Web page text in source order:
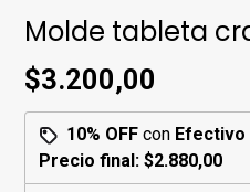
Molde tableta
$3.200,00
10% OFF con Efectivo
Precio final:$2.880,00